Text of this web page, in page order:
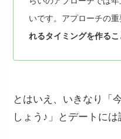
いです。アプローチの
れるタイミングを作る
とはいえ、いきなり「
しょう♪」とデートに